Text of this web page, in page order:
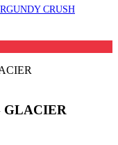
CRUSH
GLACIER